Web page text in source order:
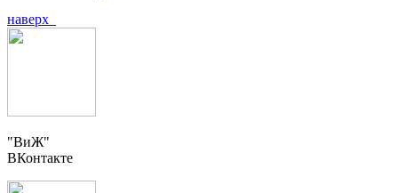
наверх
"ВиЖ"
ВКонтакте